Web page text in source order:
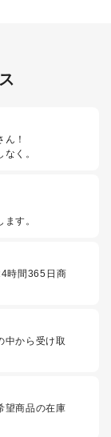
！
く。
す。
時間365日商
中から受け取
望商品の在庫